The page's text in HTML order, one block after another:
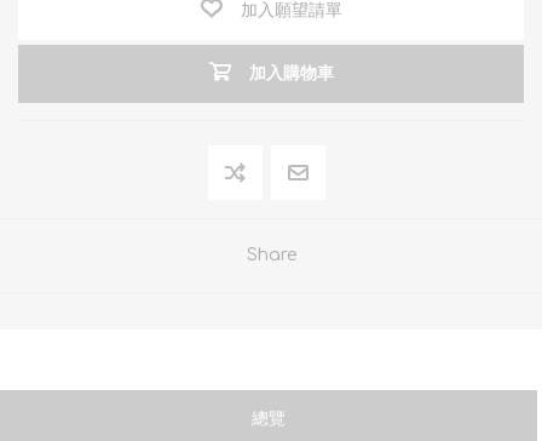
加入願望請單
加入購物車
Share
總覽